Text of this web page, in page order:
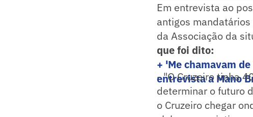
Em entrevista ao
antigos
da Associação da
que foi dito:
+ 'Me chamavam
entrevista a Mano
- "O Cruzeiro tinha
determinar o futuro
o Cruzeiro chegar